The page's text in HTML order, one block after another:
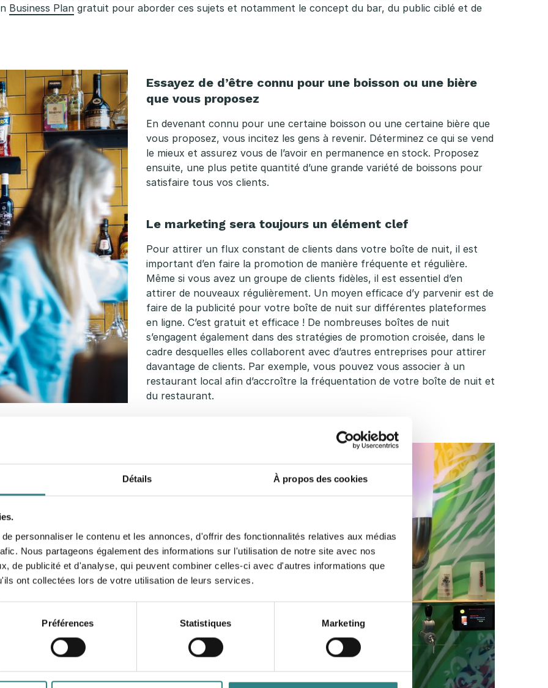
Détails À propos des cookies
personnaliser le contenu et les annonces, d'offrir des fonctionnalités relatives aux médias
Nous partageons également des informations sur l'utilisation de notre site avec nos
de publicité et d'analyse, qui peuvent combiner celles-ci avec d'autres informations que
ont collectées lors de votre utilisation de leurs services.
Préférences Statistiques Marketing
Business Plan gratuit pour aborder ces sujets et notamment le concept du bar, du public ciblé et de
Essayez de d’être connu pour une boisson ou une bière
que vous proposez
En devenant connu pour une certaine boisson ou une certaine bière que
vous proposez, vous incitez les gens à revenir. Déterminez ce qui se vend
le mieux et assurez vous de l’avoir en permanence en stock. Proposez
ensuite, une plus petite quantité d’une grande variété de boissons pour
satisfaire tous vos clients.
Le marketing sera toujours un élément clef
Pour attirer un flux constant de clients dans votre boîte de nuit, il est
important d’en faire la promotion de manière fréquente et régulière.
Même si vous avez un groupe de clients fidèles, il est essentiel d’en
attirer de nouveaux régulièrement. Un moyen efficace d’y parvenir est de
faire de la publicité pour votre boîte de nuit sur différentes plateformes
en ligne. C’est gratuit et efficace ! De nombreuses boîtes de nuit
s’engagent également dans des stratégies de promotion croisée, dans le
cadre desquelles elles collaborent avec d’autres entreprises pour attirer
davantage de clients. Par exemple, vous pouvez vous associer à un
restaurant local afin d’accroître la fréquentation de votre boîte de nuit et
du restaurant.
votre établissement,
et des
moyen d’attirer un
des boissons
clients une raison de
semaine. En outre, la
est un moyen efficace
bars et boîtes de
veulent vos clients. En
donnée, vous pouvez